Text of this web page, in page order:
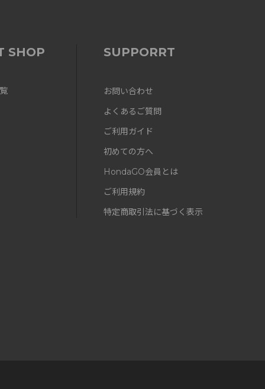
SHOP SUPPORRT
お問い合わせ
よくあるご質問
ご利用ガイド
初めての方へ
HondaGO会員とは
ご利用規約
特定商取引法に基づく表示